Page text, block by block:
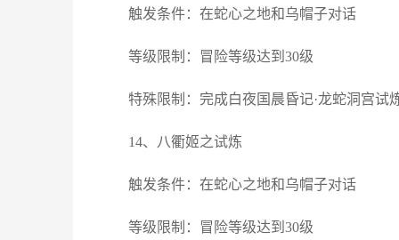
触发条件：在蛇心之地和乌帽子对话
等级限制：冒险等级达到30级
特殊限制：完成白夜国晨昏记·龙蛇洞宫试
14、八衢姬之试炼
触发条件：在蛇心之地和乌帽子对话
等级限制：冒险等级达到30级